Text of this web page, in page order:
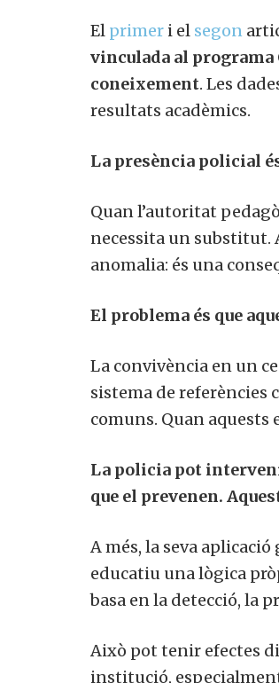
El primer i el segon
vinculada al programa
coneixement. Les
resultats acadèmics.
La presència policial
Quan l’autoritat
necessita un substitut.
anomalia: és una
El problema és que
La convivència en un
sistema de referències
comuns. Quan
La policia pot
que el prevenen.
A més, la seva
educatiu una lògica
basa en la detecció, la
Això pot tenir efectes
institució,